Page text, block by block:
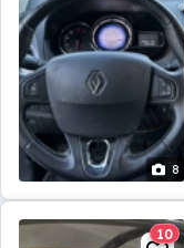
8
10